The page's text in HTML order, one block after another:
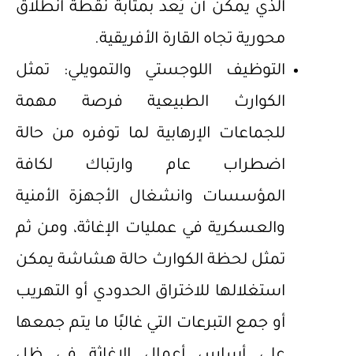
الذي يمكن أن يُعد بمثابة نقطة انطلاق
محورية تجاه القارة الأفريقية.
التوظيف اللوجستي والتمويلي: تمثل
الكوارث الطبيعية فرصة مهمة
للجماعات الإرهابية لما توفره من حالة
اضطراب عام وارتباك لكافة
المؤسسات وانشغال الأجهزة الأمنية
والعسكرية في عمليات الإغاثة، ومن ثم
تمثل لحظة الكوارث حالة هشاشة يمكن
استغلالها للاختراق الحدودي أو التهريب
أو جمع التبرعات التي غالبًا ما يتم جمعها